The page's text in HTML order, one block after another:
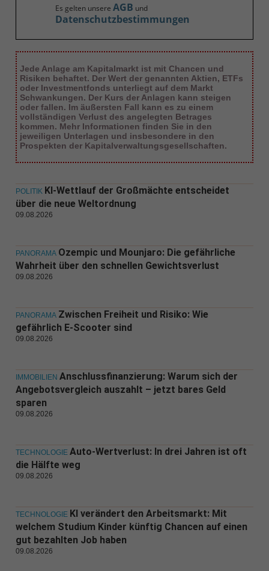
Es gelten unsere AGB und
Datenschutzbestimmungen
Jede Anlage am Kapitalmarkt ist mit Chancen und
Risiken behaftet. Der Wert der genannten Aktien, ETFs
oder Investmentfonds unterliegt auf dem Markt
Schwankungen. Der Kurs der Anlagen kann steigen
oder fallen. Im äußersten Fall kann es zu einem
vollständigen Verlust des angelegten Betrages
kommen. Mehr Informationen finden Sie in den
jeweiligen Unterlagen und insbesondere in den
Prospekten der Kapitalverwaltungsgesellschaften.
POLITIK KI-Wettlauf der Großmächte entscheidet
über die neue Weltordnung
09.08.2026
PANORAMA Ozempic und Mounjaro: Die gefährliche
Wahrheit über den schnellen Gewichtsverlust
09.08.2026
PANORAMA Zwischen Freiheit und Risiko: Wie
gefährlich E-Scooter sind
09.08.2026
IMMOBILIEN Anschlussfinanzierung: Warum sich der
Angebotsvergleich auszahlt – jetzt bares Geld
sparen
09.08.2026
TECHNOLOGIE Auto-Wertverlust: In drei Jahren ist oft
die Hälfte weg
09.08.2026
TECHNOLOGIE KI verändert den Arbeitsmarkt: Mit
welchem Studium Kinder künftig Chancen auf einen
gut bezahlten Job haben
09.08.2026